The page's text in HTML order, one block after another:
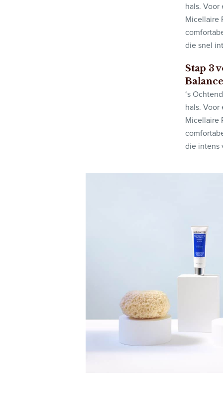
hals.
Micellaire
die snel
Stap 3
‘s
hals.
Micellaire
die intens